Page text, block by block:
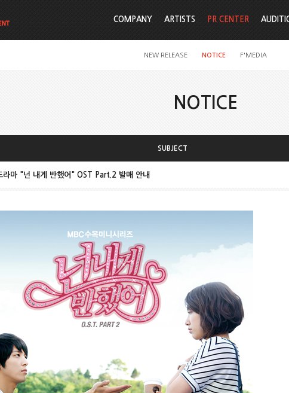
COMPANY ARTISTS PR CENTER
NEW RELEASE NOTICE F'MEDIA
NOTICE
SUBJECT
라마 "넌 내게 반했어" OST Part.2 발매 안내